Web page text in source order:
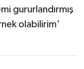
gururlandırmış
olabilirim'